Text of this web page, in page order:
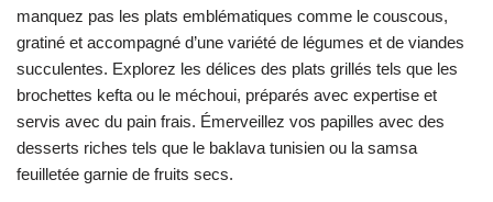
manquez pas les plats emblématiques comme le couscous,
gratiné et accompagné d’une variété de légumes et de viandes
succulentes. Explorez les délices des plats grillés tels que les
brochettes kefta ou le méchoui, préparés avec expertise et
servis avec du pain frais. Émerveillez vos papilles avec des
desserts riches tels que le baklava tunisien ou la samsa
feuilletée garnie de fruits secs.